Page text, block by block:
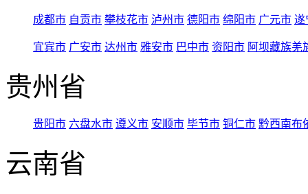
成都市 自贡市 攀枝花市 泸州市 德阳市 绵阳市 广元市 遂
宜宾市 广安市 达州市 雅安市 巴中市 资阳市 阿坝藏族羌
贵州省
贵阳市 六盘水市 遵义市 安顺市 毕节市 铜仁市 黔西南布
云南省